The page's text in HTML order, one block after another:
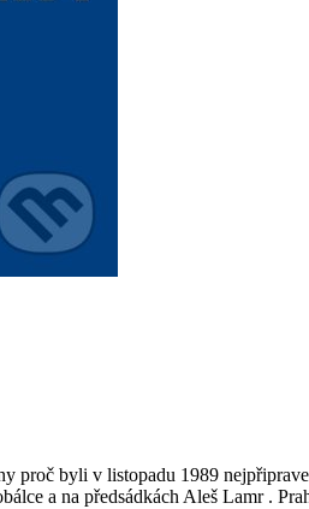
proč byli v listopadu 1989
a na předsádkách Aleš Lamr .